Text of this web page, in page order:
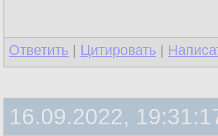
Ответить | Цитировать |
16.09.2022,